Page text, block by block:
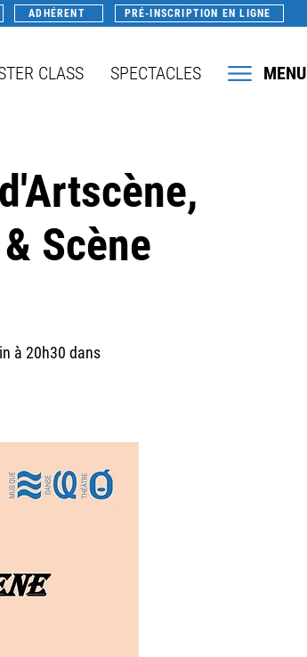
ADHÉRENT PRÉ-INSCRIPTION EN LIGNE
CLASS SPECTACLES MENU
Scène
à 20h30 dans